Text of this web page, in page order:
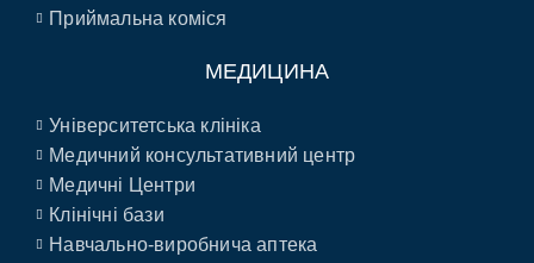
Приймальна коміся
МЕДИЦИНА
Університетська клініка
Медичний консультативний центр
Медичні Центри
Клінічні бази
Навчально-виробнича аптека